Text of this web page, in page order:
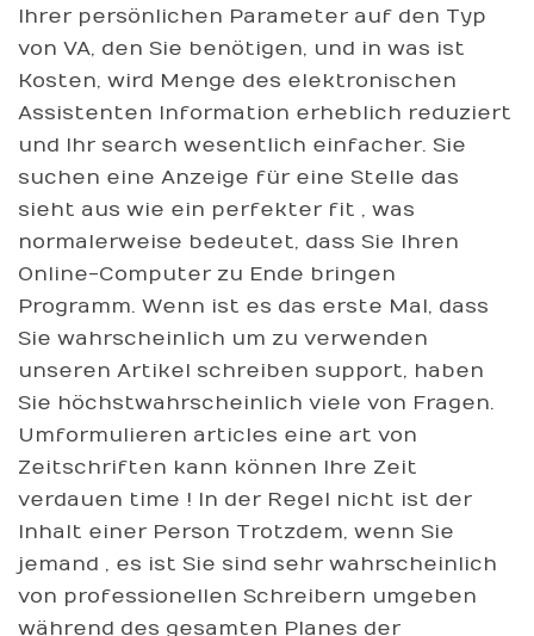
Ihrer persönlichen Parameter auf den Typ
von VA, den Sie benötigen, und in was ist
Kosten, wird Menge des elektronischen
Assistenten Information erheblich reduziert
und Ihr search wesentlich einfacher. Sie
suchen eine Anzeige für eine Stelle das
sieht aus wie ein perfekter fit , was
normalerweise bedeutet, dass Sie Ihren
Online-Computer zu Ende bringen
Programm. Wenn ist es das erste Mal, dass
Sie wahrscheinlich um zu verwenden
unseren Artikel schreiben support, haben
Sie höchstwahrscheinlich viele von Fragen.
Umformulieren articles eine art von
Zeitschriften kann können Ihre Zeit
verdauen time ! In der Regel nicht ist der
Inhalt einer Person Trotzdem, wenn Sie
jemand , es ist Sie sind sehr wahrscheinlich
von professionellen Schreibern umgeben
während des gesamten Planes der